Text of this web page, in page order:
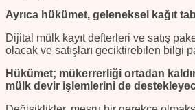
Ayrıca hükümet, geleneksel kağıt
Dijital mülk kayıt defterleri ve satış
olacak ve satışları geciktirebilen bilgi
Hükümet; mükerrerliği ortadan
mülk devir işlemlerini de